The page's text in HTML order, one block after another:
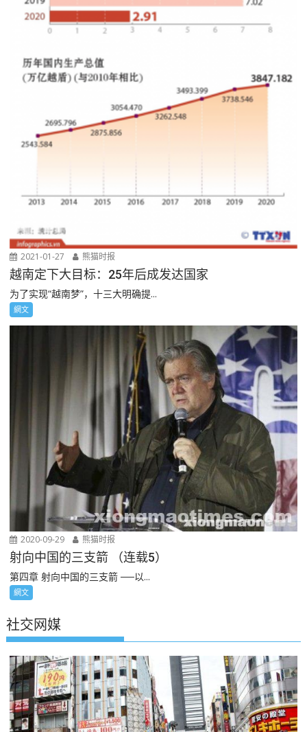
2021-01-27 熊猫时报
越南定下大目标：25年后成发达国家
为了实现“越南梦”，十三大明确提...
網文
2020-09-29 熊猫时报
射向中国的三支箭 （连载5）
第四章 射向中国的三支箭 ──以...
網文
社交网媒